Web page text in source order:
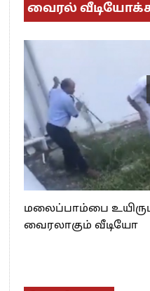
வைரல்
மலைப்பாம்பை
வைரலாகும் வீடியோ